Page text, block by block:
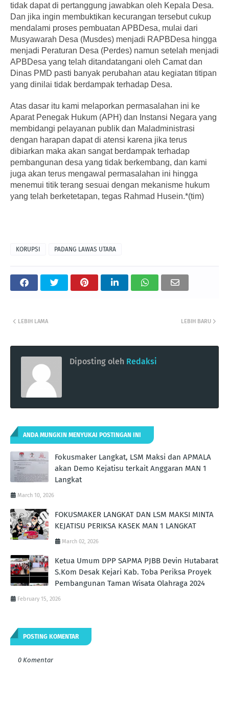
tidak dapat di pertanggung jawabkan oleh Kepala Desa.
Dan jika ingin membuktikan kecurangan tersebut cukup
mendalami proses pembuatan APBDesa, mulai dari
Musyawarah Desa (Musdes) menjadi RAPBDesa hingga
menjadi Peraturan Desa (Perdes) namun setelah menjadi
APBDesa yang telah ditandatangani oleh Camat dan
Dinas PMD pasti banyak perubahan atau kegiatan titipan
yang dinilai tidak berdampak terhadap Desa.
Atas dasar itu kami melaporkan permasalahan ini ke
Aparat Penegak Hukum (APH) dan Instansi Negara yang
membidangi pelayanan publik dan Maladministrasi
dengan harapan dapat di atensi karena jika terus
dibiarkan maka akan sangat berdampak terhadap
pembangunan desa yang tidak berkembang, dan kami
juga akan terus mengawal permasalahan ini hingga
menemui titik terang sesuai dengan mekanisme hukum
yang telah berketetapan, tegas Rahmad Husein.*(tim)
KORUPSI PADANG LAWAS UTARA
LEBIH BARU
LEBIH LAMA
Diposting oleh Redaksi
ANDA MUNGKIN MENYUKAI POSTINGAN INI
Fokusmaker Langkat, LSM Maksi dan APMALA
akan Demo Kejatisu terkait Anggaran MAN 1
Langkat
March 10, 2026
FOKUSMAKER LANGKAT DAN LSM MAKSI MINTA
KEJATISU PERIKSA KASEK MAN 1 LANGKAT
March 02, 2026
Ketua Umum DPP SAPMA PJBB Devin Hutabarat
S.Kom Desak Kejari Kab. Toba Periksa Proyek
Pembangunan Taman Wisata Olahraga 2024
February 15, 2026
POSTING KOMENTAR
0 Komentar